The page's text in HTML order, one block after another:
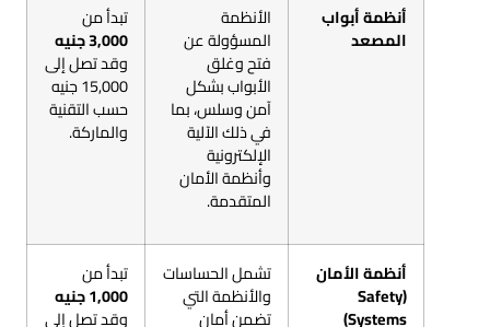
أنظمة أبواب
المصعد
الأنظمة
المسؤولة عن
فتح وغلق
الأبواب بشكل
آمن وسلس، بما
في ذلك الآلية
الإلكترونية
وأنظمة الأمان
المتقدمة.
تبدأ من
3,000 جنيه
وقد تصل إلى
15,000 جنيه
حسب التقنية
والماركة.
أنظمة الأمان
(Safety
Systems)
تشمل الحساسات
والأنظمة التي
تضمن أمان
تبدأ من
1,000 جنيه
وقد تصل إلى